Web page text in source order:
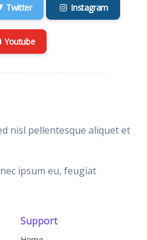
Twitter Instagram
Youtube
nisl pellentesque aliquet et
ipsum eu, feugiat
Support